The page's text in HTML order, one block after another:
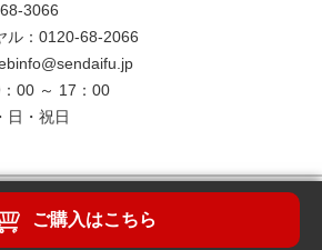
3066
ル：0120-68-2066
00 ～ 17：00
日・祝日
yamagataya shouten All Right Reserved.
ご購入はこちら